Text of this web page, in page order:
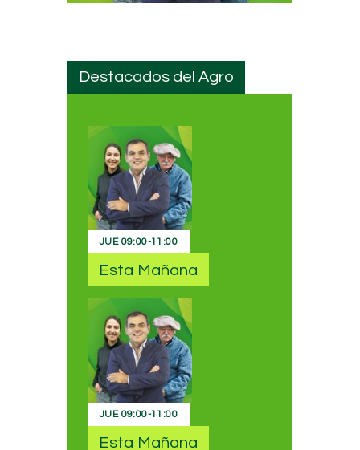
Destacados del Agro
JUE 09:00-11:00
Esta Mañana
JUE 09:00-11:00
Esta Mañana